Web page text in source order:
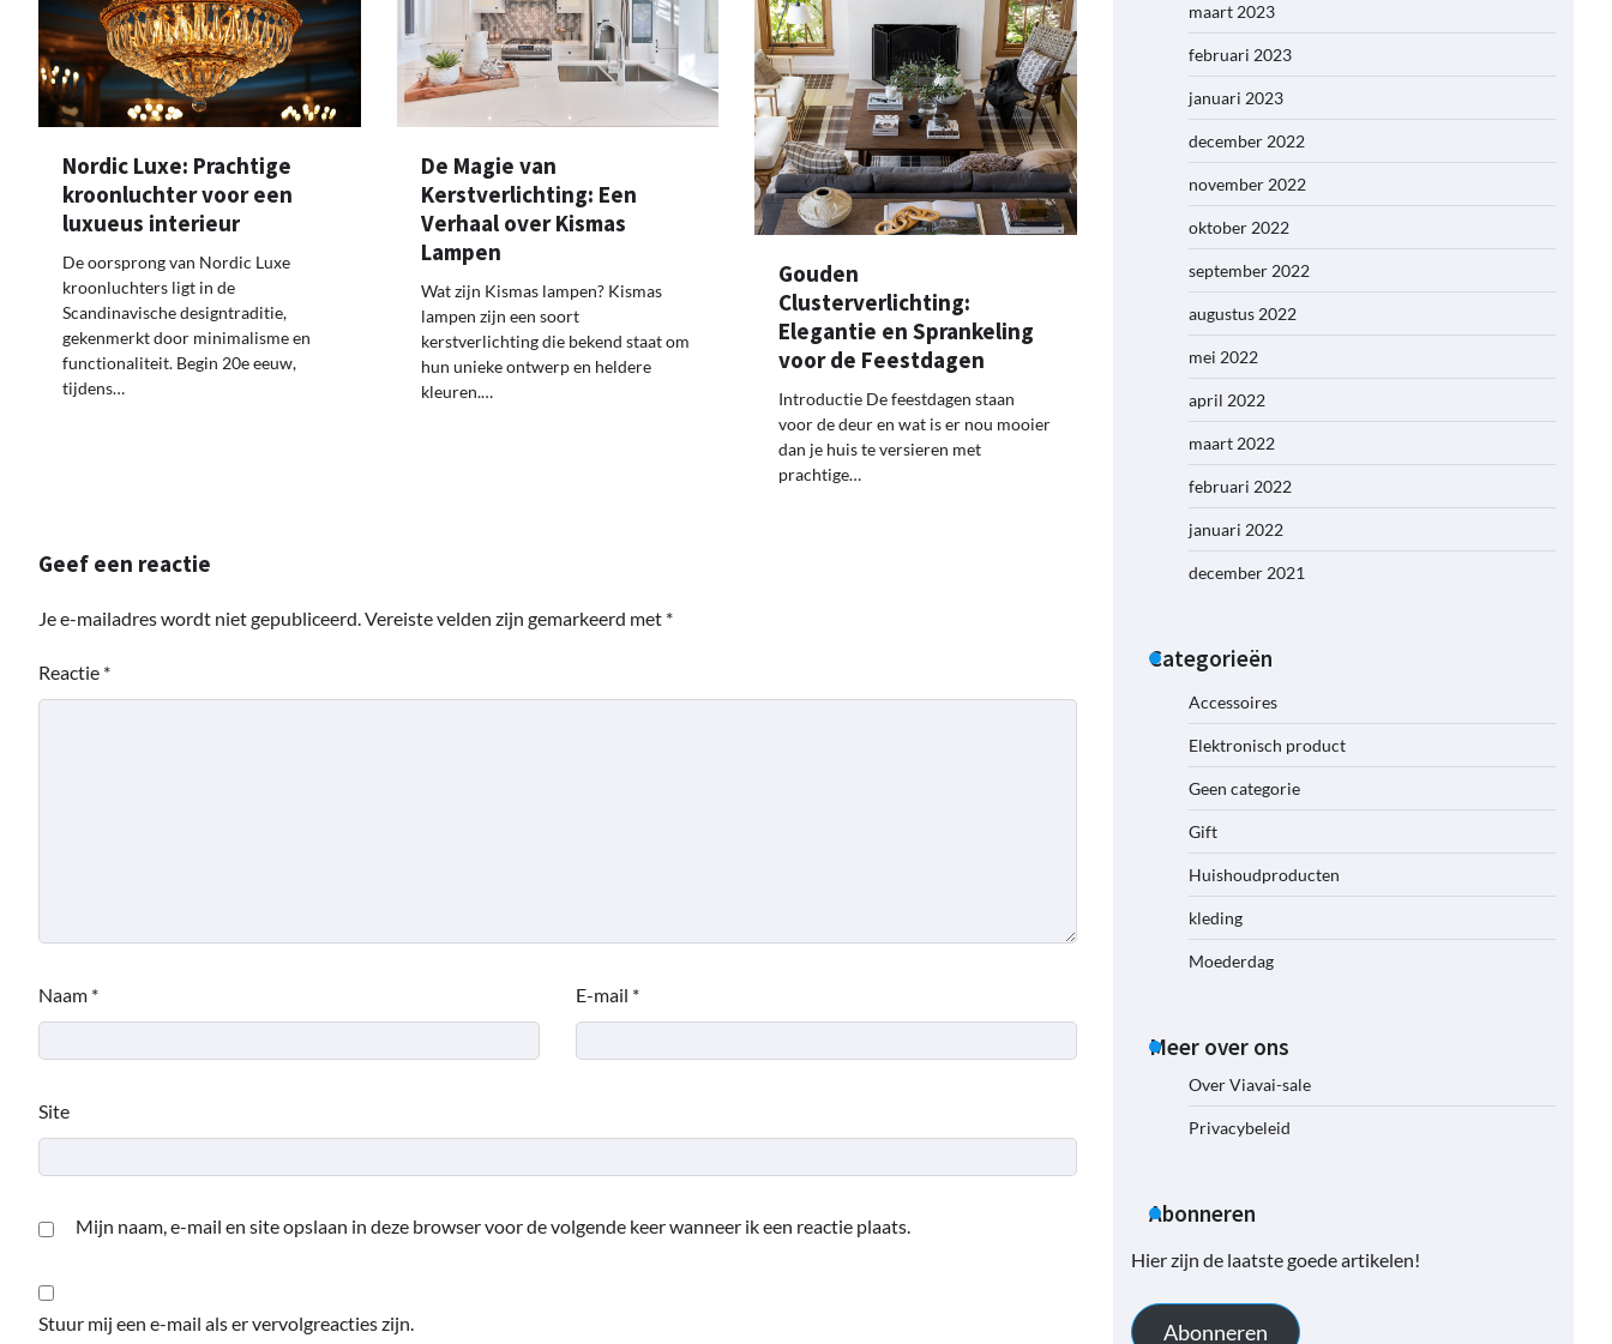
Nordic Luxe: Prachtige
kroonluchter voor een
luxueus interieur
De oorsprong van Nordic Luxe
kroonluchters ligt in de
Scandinavische designtraditie,
gekenmerkt door minimalisme en
functionaliteit. Begin 20e eeuw,
tijdens…
De Magie van
Kerstverlichting: Een
Verhaal over Kismas
Lampen
Wat zijn Kismas lampen? Kismas
lampen zijn een soort
kerstverlichting die bekend staat om
hun unieke ontwerp en heldere
kleuren.…
Gouden
Clusterverlichting:
Elegantie en Sprankeling
voor de Feestdagen
Introductie De feestdagen staan
voor de deur en wat is er nou mooier
dan je huis te versieren met
prachtige…
Geef een reactie
Je e-mailadres wordt niet gepubliceerd. Vereiste velden zijn gemarkeerd met *
Reactie *
Naam * E-mail *
Site
Mijn naam, e-mail en site opslaan in deze browser voor de volgende keer wanneer ik een reactie plaats.
Stuur mij een e-mail als er vervolgreacties zijn.
maart 2023
februari 2023
januari 2023
december 2022
november 2022
oktober 2022
september 2022
augustus 2022
mei 2022
april 2022
maart 2022
februari 2022
januari 2022
december 2021
Categorieën
Accessoires
Elektronisch product
Geen categorie
Gift
Huishoudproducten
kleding
Moederdag
Meer over ons
Over Viavai-sale
Privacybeleid
Abonneren
Hier zijn de laatste goede artikelen!
Abonneren